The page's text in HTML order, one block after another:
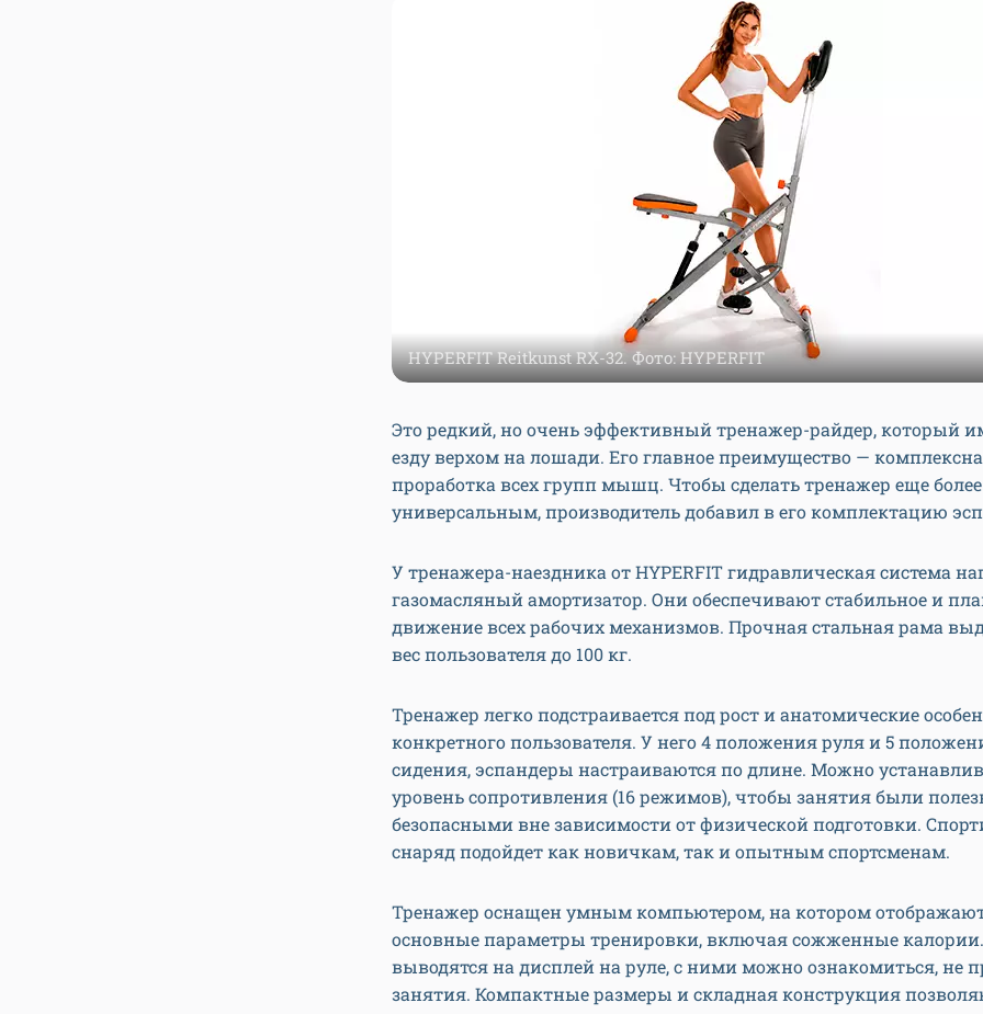
HYPERFIT Reitkunst RX-32. Фото: HYPERFIT
Это редкий, но очень эффективный тренажер-райдер, который
езду верхом на лошади. Его главное преимущество —
проработка всех групп мышц. Чтобы сделать тренажер еще более
универсальным, производитель добавил в его комплектацию
У тренажера-наездника от HYPERFIT гидравлическая система
газомасляный амортизатор. Они обеспечивают стабильное и
движение всех рабочих механизмов. Прочная стальная рама
вес пользователя до 100 кг.
Тренажер легко подстраивается под рост и анатомические
конкретного пользователя. У него 4 положения руля и 5
сидения, эспандеры настраиваются по длине. Можно
уровень сопротивления (16 режимов), чтобы занятия были
безопасными вне зависимости от физической подготовки.
снаряд подойдет как новичкам, так и опытным спортсменам.
Тренажер оснащен умным компьютером, на котором
основные параметры тренировки, включая сожженные
выводятся на дисплей на руле, с ними можно ознакомиться, не
занятия. Компактные размеры и складная конструкция